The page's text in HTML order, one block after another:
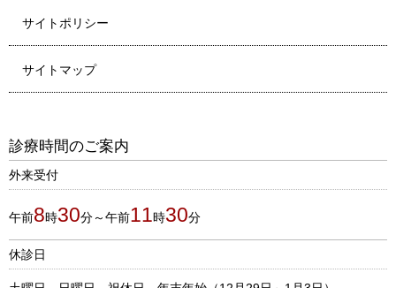
サイトポリシー
サイトマップ
診療時間のご案内
外来受付
午前8時30分～午前11時30分
休診日